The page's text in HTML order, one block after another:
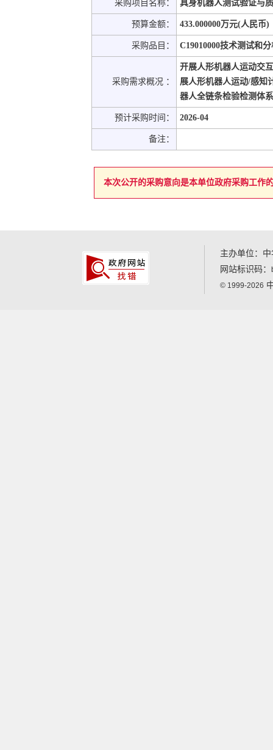
采购项目名称： 具身机器人测试验证与
预算金额： 433.000000万元(人民币)
采购品目： C19010000技术测试和
采购需求概况 ：
开展人形机器人运动交
展人形机器人运动/感知
器人全链条检验检测体
预计采购时间： 2026-04
备注：
本次公开的采购意向是本单位政府采购工作
主办单位：
网站标识码：
© 1999-2026